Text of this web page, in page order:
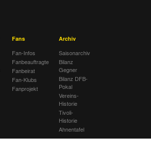
Fans
Fan-Infos
Fanbeauftragte
Fanbeirat
Fan-Klubs
Fanprojekt
Archiv
Saisonarchiv
Bilanz
Gegner
Bilanz DFB-
Pokal
Vereins-
Historie
Tivoli-
Historie
Ahnentafel